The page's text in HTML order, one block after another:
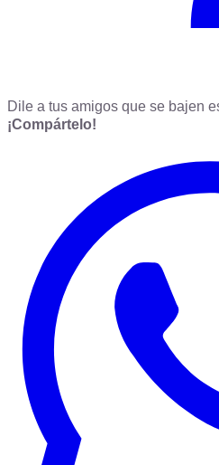
Dile a tus amigos que se bajen
¡Compártelo!